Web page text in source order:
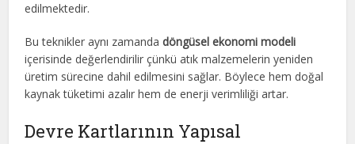
edilmektedir.
Bu teknikler aynı zamandadöngüsel ekonomi modeli
içerisinde değerlendirilir çünkü atık malzemelerin yeniden
üretim sürecine dahil edilmesini sağlar. Böylece hem doğal
kaynak tüketimi azalır hem de enerji verimliliği artar.
Devre Kartlarının Yapısal